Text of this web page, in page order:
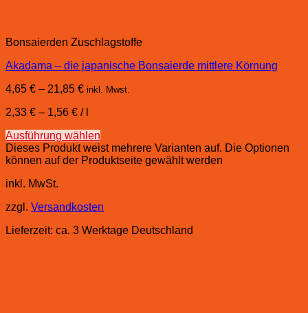
Bonsaierden Zuschlagstoffe
Akadama – die japanische Bonsaierde mittlere Körnung
4,65 € – 21,85 € inkl. Mwst.
2,33 € – 1,56 € /
Ausführung wählen
Dieses Produkt weist mehrere Varianten auf. Die Optionen
können auf der Produktseite gewählt werden
inkl. MwSt.
zzgl. Versandkosten
Lieferzeit: ca. 3 Werktage Deutschland